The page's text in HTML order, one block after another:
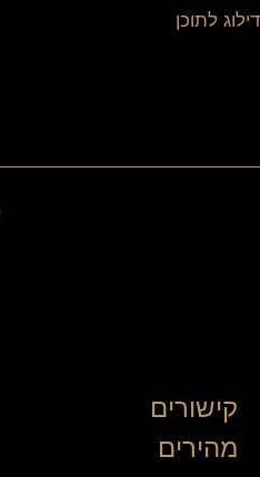
דילוג לתוכן
דילוג
קישורים
מהירים